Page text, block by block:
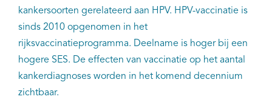
kankersoorten gerelateerd aan HPV. HPV-vaccinatie is
sinds 2010 opgenomen in het
rijksvaccinatieprogramma. Deelname is hoger bij een
hogere SES. De effecten van vaccinatie op het aantal
kankerdiagnoses worden in het komend decennium
zichtbaar.